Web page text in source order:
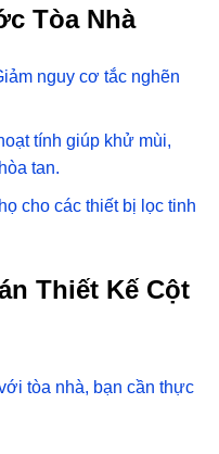
Tòa Nhà
nguy cơ tắc nghẽn
tính giúp khử mùi,
tan.
cho các thiết bị lọc tinh
Thiết Kế Cột
tòa nhà, bạn cần thực